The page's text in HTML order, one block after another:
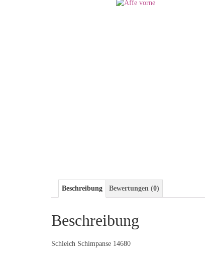
Beschreibung Bewertungen (0)
Beschreibung
Schleich Schimpanse 14680